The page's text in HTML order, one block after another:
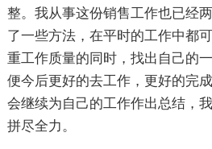
整。我从事这份销售工作也已经
了一些方法，在平时的工作中都
重工作质量的同时，找出自己的
便今后更好的去工作，更好的完
会继续为自己的工作作出总结，
拼尽全力。